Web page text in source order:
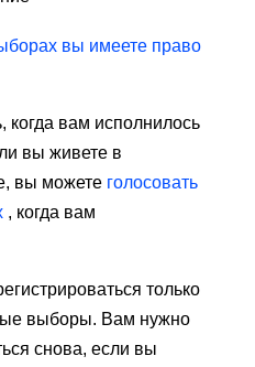
вы имеете право
когда вам исполнилось
вы живете в
вы можете голосовать
, когда вам
только
выборы. Вам нужно
снова, если вы